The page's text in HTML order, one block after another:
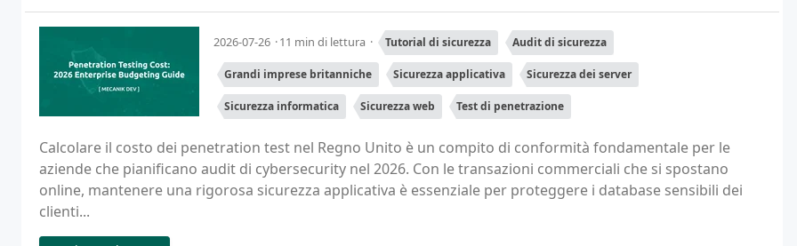
2026-07-26 11 min di lettura Tutorial di sicurezza Audit di sicurezza
Grandi imprese britanniche Sicurezza applicativa Sicurezza dei server
Sicurezza informatica Sicurezza web Test di penetrazione
Calcolare il costo dei penetration test nel Regno Unito è un compito di conformità fondamentale per le
aziende che pianificano audit di cybersecurity nel 2026. Con le transazioni commerciali che si spostano
online, mantenere una rigorosa sicurezza applicativa è essenziale per proteggere i database sensibili dei
clienti...